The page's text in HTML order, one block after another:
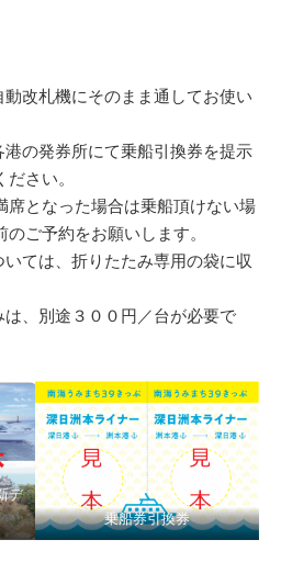
改札機にそのまま通してお使い
。
の発券所にて乗船引換券を提示
さい。
となった場合は乗船頂けない場
ご予約をお願いします。
ては、折りたたみ専用の袋に収
、別途３００円／台が必要で
デ
乗船券引換券